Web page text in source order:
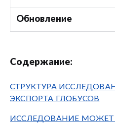
Обновление
Содержание:
СТРУКТУРА
ЭКСПОРТА ГЛОБУСОВ
ИССЛЕДОВАНИЕ